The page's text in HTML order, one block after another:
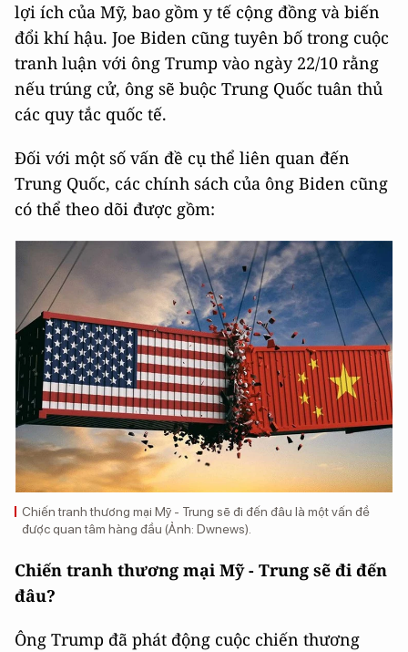
lợi ích của Mỹ, bao gồm y tế cộng đồng và biến
đổi khí hậu. Joe Biden cũng tuyên bố trong cuộc
tranh luận với ông Trump vào ngày 22/10 rằng
nếu trúng cử, ông sẽ buộc Trung Quốc tuân thủ
các quy tắc quốc tế.
Đối với một số vấn đề cụ thể liên quan đến
Trung Quốc, các chính sách của ông Biden cũng
có thể theo dõi được gồm:
Chiến tranh thương mại Mỹ - Trung sẽ đi đến đâu là một vấn đề
được quan tâm hàng đầu (Ảnh: Dwnews).
Chiến tranh thương mại Mỹ - Trung sẽ đi đến
đâu?
Ông Trump đã phát động cuộc chiến thương